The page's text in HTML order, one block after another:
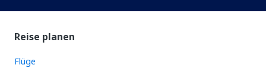
Reise planen
Flüge